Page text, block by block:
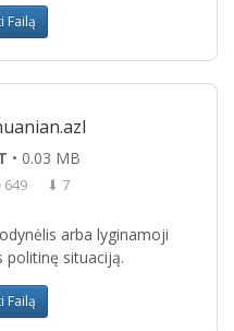
Failą
• 0.03 MB
⬇ 7
arba lyginamoji
politinę situaciją.
Failą